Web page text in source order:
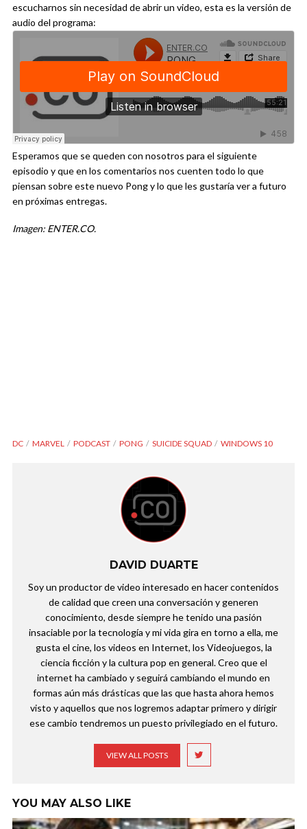
escucharnos sin necesidad de abrir un video, esta es la versión de
audio del programa:
Esperamos que se queden con nosotros para el siguiente
episodio y que en los comentarios nos cuenten todo lo que
piensan sobre este nuevo Pong y lo que les gustaría ver a futuro
en próximas entregas.
Imagen: ENTER.CO.
DC MARVEL PODCAST PONG SUICIDE SQUAD WINDOWS 10
DAVID DUARTE
Soy un productor de video interesado en hacer contenidos
de calidad que creen una conversación y generen
conocimiento, desde siempre he tenido una pasión
insaciable por la tecnología y mi vida gira en torno a ella, me
gusta el cine, los videos en Internet, los Videojuegos, la
ciencia ficción y la cultura pop en general. Creo que el
internet ha cambiado y seguirá cambiando el mundo en
formas aún más drásticas que las que hasta ahora hemos
visto y aquellos que nos logremos adaptar primero y dirigir
ese cambio tendremos un puesto privilegiado en el futuro.
VIEW ALL POSTS
YOU MAY ALSO LIKE